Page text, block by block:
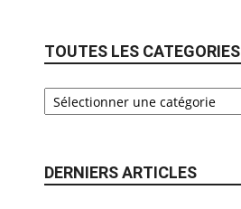
TOUTES LES CATEGORIES
DERNIERS ARTICLES